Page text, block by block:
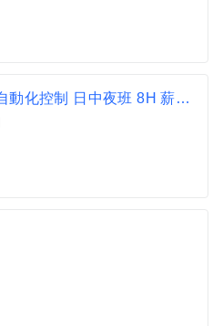
SD 大園中山北路 貨物自動化控制 日中夜班 8H 薪資高達42K起 免費供餐